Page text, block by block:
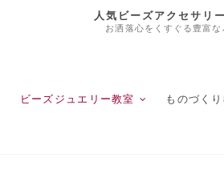
人気ビーズアクセサリ
お洒落心をくすぐる豊富
ビーズジュエリー教室 ものづく